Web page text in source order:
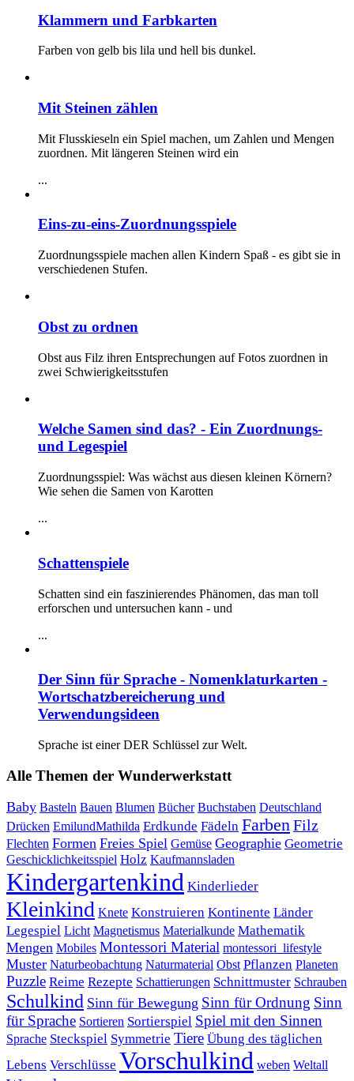
Klammern und Farbkarten
Farben von gelb bis lila und hell bis dunkel.
Mit Steinen zählen
Mit Flusskieseln ein Spiel machen, um Zahlen und Mengen
zuordnen. Mit längeren Steinen wird ein
...
Eins-zu-eins-Zuordnungsspiele
Zuordnungsspiele machen allen Kindern Spaß - es gibt sie in
verschiedenen Stufen.
Obst zu ordnen
Obst aus Filz ihren Entsprechungen auf Fotos zuordnen in
zwei Schwierigkeitsstufen
Welche Samen sind das? - Ein Zuordnungs-
und Legespiel
Zuordnungsspiel: Was wächst aus diesen kleinen Körnern?
Wie sehen die Samen von Karotten
...
Schattenspiele
Schatten sind ein faszinierendes Phänomen, das man toll
erforschen und untersuchen kann - und
...
Der Sinn für Sprache - Nomenklaturkarten -
Wortschatzbereicherung und
Verwendungsideen
Sprache ist einer DER Schlüssel zur Welt.
Alle Themen der Wunderwerkstatt
Baby Basteln Bauen Blumen Bücher Buchstaben Deutschland
Drücken EmilundMathilda Erdkunde Fädeln FarbenFilz
Flechten Formen Freies Spiel Gemüse Geographie Geometrie
Geschicklichkeitsspiel Holz Kaufmannsladen
Kindergartenkind Kinderlieder
Kleinkind Knete Konstruieren Kontinente Länder
Legespiel Licht Magnetismus Materialkunde Mathematik
Mengen Mobiles Montessori Material montessori_lifestyle
Muster Naturbeobachtung Naturmaterial Obst Pflanzen Planeten
Puzzle Reime Rezepte Schattierungen Schnittmuster Schrauben
Schulkind Sinn für Bewegung Sinn für Ordnung Sinn
für Sprache Sortieren Sortierspiel Spiel mit den Sinnen
Sprache Steckspiel Symmetrie Tiere Übung des täglichen
Lebens Verschlüsse Vorschulkind weben Weltall